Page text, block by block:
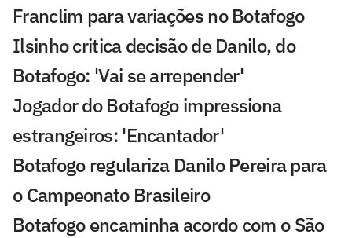
Franclim para variações no Botafogo
Ilsinho critica decisão de Danilo, do
Botafogo: 'Vai se arrepender'
Jogador do Botafogo impressiona
estrangeiros: 'Encantador'
Botafogo regulariza Danilo Pereira para
o Campeonato Brasileiro
Botafogo encaminha acordo com o São